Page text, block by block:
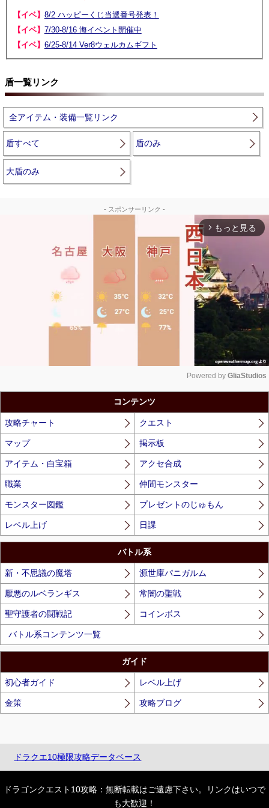
【イベ】 8/2 ハッピーくじ当選番号発表！
【イベ】 7/30-8/16 海イベント開催中
【イベ】 6/25-8/14 Ver8ウェルカムギフト
盾一覧リンク
全アイテム・装備一覧リンク
盾すべて 盾のみ
大盾のみ
- スポンサーリンク -
arrow_forward_ios もっと見る
Powered by GliaStudios
コンテンツ
攻略チャート クエスト
マップ 掲示板
アイテム・白宝箱 アクセ合成
職業 仲間モンスター
モンスター図鑑 プレゼントのじゅもん
レベル上げ 日課
バトル系
新・不思議の魔塔 源世庫パニガルム
厭悪のルベランギス 常闇の聖戦
聖守護者の闘戦記 コインボス
バトル系コンテンツ一覧
ガイド
初心者ガイド レベル上げ
金策 攻略ブログ
ドラクエ10極限攻略データベース
ドラゴンクエスト10攻略：無断転載はご遠慮下さい。リンクはいつで
も大歓迎！